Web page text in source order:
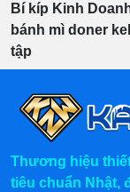
Bí kíp Kinh
bánh mì doner
tập
Thương hiệu
tiêu chuẩn Nhật,